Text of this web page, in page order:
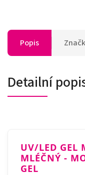
Popis
Detailní
UV/LED GEL
MLÉČNÝ -
GEL